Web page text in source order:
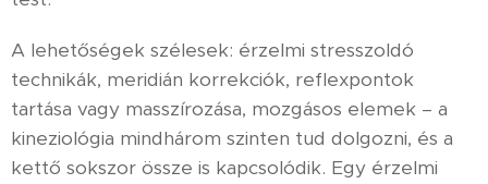
A lehetőségek szélesek: érzelmi stresszoldó
technikák, meridián korrekciók, reflexpontok
tartása vagy masszírozása, mozgásos elemek – a
kineziológia mindhárom szinten tud dolgozni, és a
kettő sokszor össze is kapcsolódik. Egy érzelmi